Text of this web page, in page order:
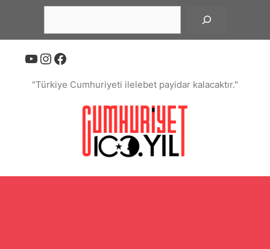
YouTube
Instagram
Facebook
"Türkiye Cumhuriyeti ilelebet payidar kalacaktır."